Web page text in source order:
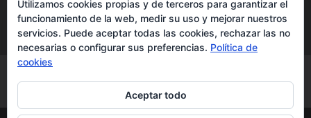
Política de cookies
Accesibilidad
Utilizamos cookies propias y de terceros para garantizar el
funcionamiento de la web, medir su uso y mejorar nuestros
servicios. Puede aceptar todas las cookies, rechazar las no
necesarias o configurar sus preferencias. Política de
cookies
Aceptar todo